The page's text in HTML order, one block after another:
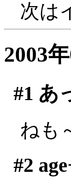
次は
2003
#1 あ
ねも
#2